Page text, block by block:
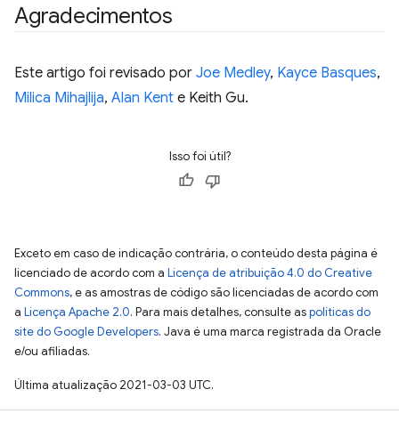
Agradecimentos
Este artigo foi revisado por Joe Medley, Kayce Basques,
Milica Mihajlija, Alan Kent e Keith Gu.
Isso foi útil?
Exceto em caso de indicação contrária, o conteúdo desta página é
licenciado de acordo com a Licença de atribuição 4.0 do Creative
Commons, e as amostras de código são licenciadas de acordo com
a Licença Apache 2.0. Para mais detalhes, consulte aspolíticas do
site do Google Developers. Java é uma marca registrada da Oracle
e/ou afiliadas.
Última atualização 2021-03-03 UTC.